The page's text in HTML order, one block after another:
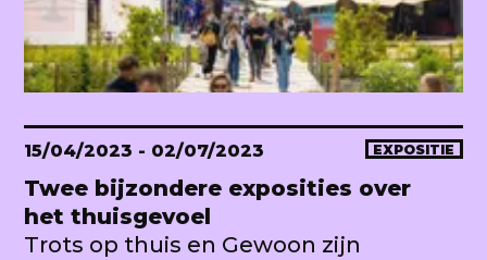
15/04/2023 - 02/07/2023 EXPOSITIE
Twee bijzondere exposities over
het thuisgevoel
Trots op thuis en Gewoon zijn